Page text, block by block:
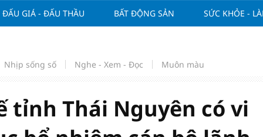
Đấu giá 58.965 m² đất và nhà xưởng tại xã Tân Hồng
hôm nay 8/8: Vàng thế giới "nhảy vọt"
phiếu IPO có được phân bổ dòng vốn mới từ nâng hạng thị trường?
của nước chanh gừng
tiền gửi Kho bạc Nhà nước: Không chỉ 4 ngân hàng được lợi
ĐẤU GIÁ - ĐẤU THẦU BẤT ĐỘNG SẢN SỨC KHỎE -
Nhịp sống số Nghe - Xem - Đọc Muôn màu
tỉnh Thái Nguyên có vi